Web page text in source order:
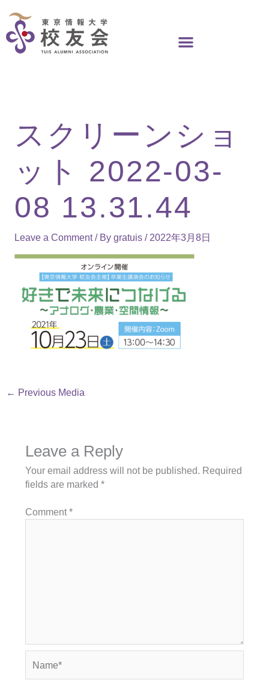
content
スクリーンショ
ット 2022-03-
08 13.31.44
Leave a Comment / By gratuis / 2022年3月8日
← Previous Media
Leave a Reply
Your email address will not be published. Required
fields are marked *
Comment*